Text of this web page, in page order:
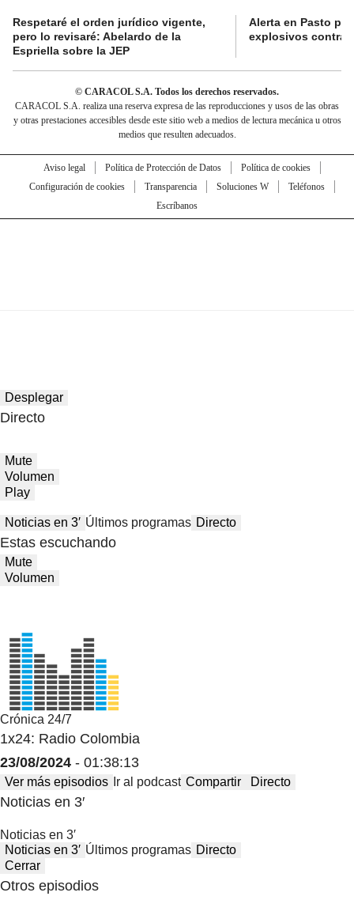
Respetaré el orden jurídico vigente,
pero lo revisaré: Abelardo de la
Espriella sobre la JEP
Alerta en Pasto
explosivos contra
© CARACOL S.A. Todos los derechos reservados.
CARACOL S.A. realiza una reserva expresa de las reproducciones y usos de las obras
y otras prestaciones accesibles desde este sitio web a medios de lectura mecánica u otros
medios que resulten adecuados.
Aviso legal Política de Protección de Datos
Política de cookies
Configuración de cookies
Transparencia Soluciones W
Teléfonos
Escríbanos
Desplegar
Directo
Mute
Volumen
Play
Noticias en 3′ Últimos programas Directo
Estas escuchando
Mute
Volumen
Crónica 24/7
1x24: Radio Colombia
23/08/2024 - 01:38:13
Ver más episodios Ir al podcast Compartir Directo
Noticias en 3′
Noticias en 3′
Noticias en 3′ Últimos programas Directo
Cerrar
Otros episodios